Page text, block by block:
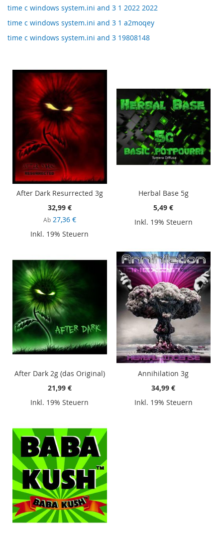
time c windows system.ini and 3 1 2022 2022
time c windows system.ini and 3 1 a2moqey
time c windows system.ini and 3 19808148
After Dark Resurrected 3g
32,99 €
Ab 27,36 €
Inkl. 19% Steuern
Herbal Base 5g
5,49 €
Inkl. 19% Steuern
After Dark 2g (das Original)
21,99 €
Inkl. 19% Steuern
Annihilation 3g
34,99 €
Inkl. 19% Steuern